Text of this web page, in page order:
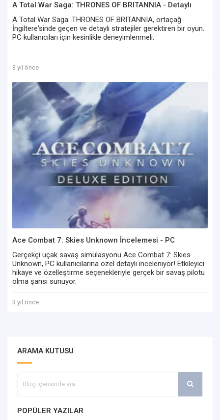
A Total War Saga: THRONES OF BRITANNIA - Detaylı
A Total War Saga: THRONES OF BRITANNIA, ortaçağ
İngiltere'sinde geçen ve detaylı stratejiler gerektiren bir oyun.
PC kullanıcıları için kesinlikle deneyimlenmeli.
3 yıl önce
Ace Combat 7: Skies Unknown İncelemesi - PC
Gerçekçi uçak savaş simülasyonu Ace Combat 7: Skies
Unknown, PC kullanıcılarına özel detaylı inceleniyor! Etkileyici
hikaye ve özelleştirme seçenekleriyle gerçek bir savaş pilotu
olma şansı sunuyor.
3 yıl önce
ARAMA KUTUSU
POPÜLER YAZILAR